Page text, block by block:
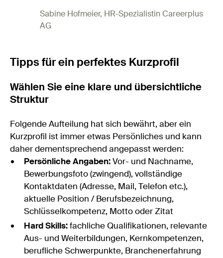
Sabine Hofmeier, HR-Spezialistin Careerplus
AG
Tipps für ein perfektes Kurzprofil
Wählen Sie eine klare und übersichtliche
Struktur
Folgende Aufteilung hat sich bewährt, aber ein
Kurzprofil ist immer etwas Persönliches und kann
daher dementsprechend angepasst werden:
Persönliche Angaben:Vor- und Nachname,
Bewerbungsfoto (zwingend), vollständige
Kontaktdaten (Adresse, Mail, Telefon etc.),
aktuelle Position / Berufsbezeichnung,
Schlüsselkompetenz, Motto oder Zitat
Hard Skills:fachliche Qualifikationen, relevante
Aus- und Weiterbildungen, Kernkompetenzen,
berufliche Schwerpunkte, Branchenerfahrung